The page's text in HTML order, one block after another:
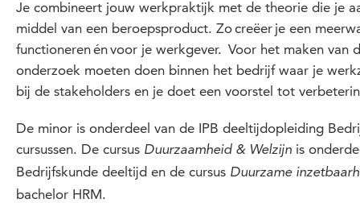
Je combineert jouw werkpraktijk met de theorie die je
middel van een beroepsproduct. Zo creëer je een
functioneren én voor je werkgever. Voor het maken van
onderzoek moeten doen binnen het bedrijf waar je
bij de stakeholders en je doet een voorstel tot
De minor is onderdeel van de IPB deeltijdopleiding
cursussen. De cursus Duurzaamheid & Welzijn is
Bedrijfskunde deeltijd en de cursus Duurzame
bachelor HRM.